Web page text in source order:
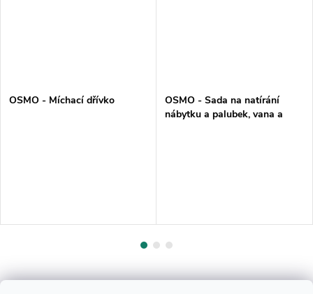
OSMO - Míchací dřívko
OSMO - Sada na natírání
nábytku a palubek, vana a